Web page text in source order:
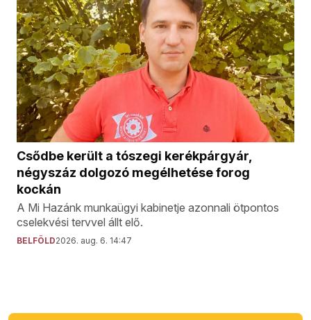
Csődbe került a tószegi kerékpárgyár,
négyszáz dolgozó megélhetése forog
kockán
A Mi Hazánk munkaügyi kabinetje azonnali ötpontos
cselekvési tervvel állt elő.
BELFÖLD2026. aug. 6. 14:47